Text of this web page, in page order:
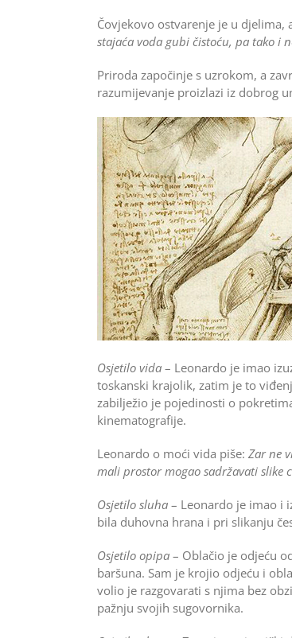
Čovjekovo ostvarenje je u djelima,
stajaća voda gubi čistoću, pa tako i
Priroda započinje s uzrokom, a
razumijevanje proizlazi iz dobrog
Osjetilo vida – Leonardo je imao
toskanski krajolik, zatim je to
zabilježio je pojedinosti o
kinematografije.
Leonardo o moći vida piše: Zar ne
mali prostor mogao sadržavati slike
Osjetilo sluha – Leonardo je imao i
bila duhovna hrana i pri slikanju
Osjetilo opipa – Oblačio je odjeću
baršuna. Sam je krojio odjeću i
volio je razgovarati s njima bez
pažnju svojih sugovornika.